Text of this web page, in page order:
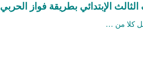
الإبتدائي بطريقة فواز الحربي
كلا من …